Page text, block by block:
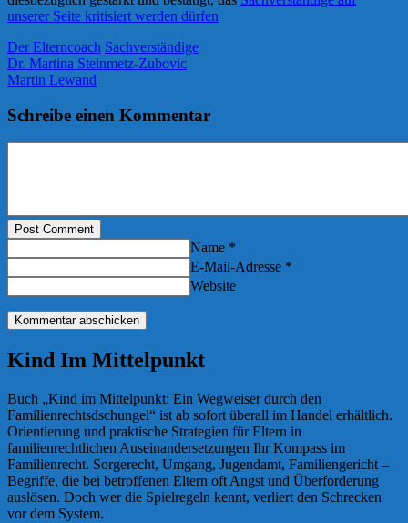
unserer Seite kritisiert werden dürfen
Der Elterncoach Sachverständige
Dr. Martina Steinmetz-Zubovic
Martin Lewand
Schreibe einen Kommentar
Post Comment
Name *
E-Mail-Adresse *
Website
Kind Im Mittelpunkt
Buch „Kind im Mittelpunkt: Ein Wegweiser durch den
Familienrechtsdschungel“ ist ab sofort überall im Handel erhältlich.
Orientierung und praktische Strategien für Eltern in
familienrechtlichen Auseinandersetzungen Ihr Kompass im
Familienrecht. Sorgerecht, Umgang, Jugendamt, Familiengericht –
Begriffe, die bei betroffenen Eltern oft Angst und Überforderung
auslösen. Doch wer die Spielregeln kennt, verliert den Schrecken
vor dem System.